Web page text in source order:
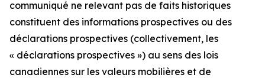
communiqué ne relevant pas de faits historiques
constituent des informations prospectives ou des
déclarations prospectives (collectivement, les
« déclarations prospectives ») au sens des lois
canadiennes sur les valeurs mobilières et de